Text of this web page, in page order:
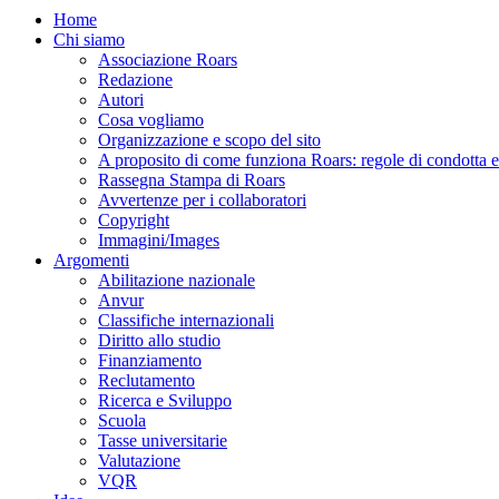
Home
Chi siamo
Associazione Roars
Redazione
Autori
Cosa vogliamo
Organizzazione e scopo del sito
A proposito di come funziona Roars: regole di condotta
Rassegna Stampa di Roars
Avvertenze per i collaboratori
Copyright
Immagini/Images
Argomenti
Abilitazione nazionale
Anvur
Classifiche internazionali
Diritto allo studio
Finanziamento
Reclutamento
Ricerca e Sviluppo
Scuola
Tasse universitarie
Valutazione
VQR